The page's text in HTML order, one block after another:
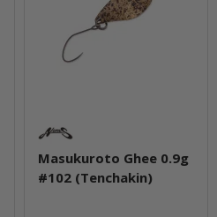
Masukuroto Ghee 0.9g
#102 (Tenchakin)